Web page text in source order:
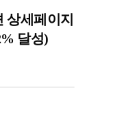
상세페이지
달성)